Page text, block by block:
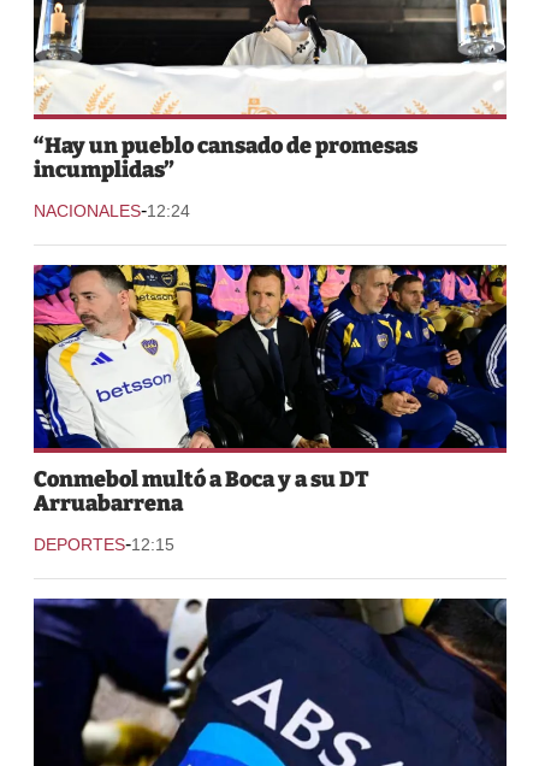
“Hay un pueblo cansado de promesas
incumplidas”
NACIONALES-12:24
Conmebol multó a Boca y a su DT
Arruabarrena
DEPORTES-12:15